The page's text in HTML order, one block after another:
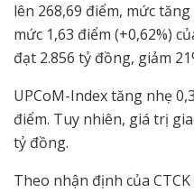
lên 268,69 điểm, mức
mức 1,63 điểm (+0,62%)
đạt 2.856 tỷ đồng, giảm
UPCoM-Index tăng nhẹ
điểm. Tuy nhiên, giá trị
tỷ đồng.
Theo nhận định của